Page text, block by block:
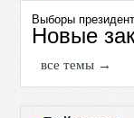
Выборы
Новые
все темы →